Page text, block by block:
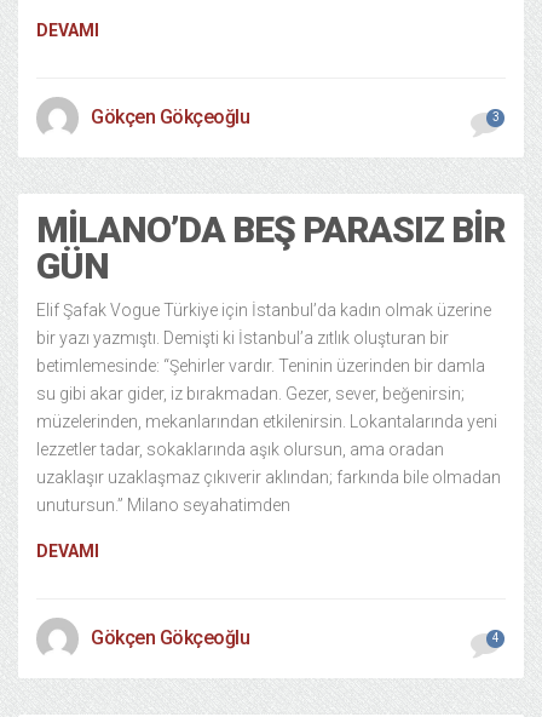
DEVAMI
Gökçen Gökçeoğlu 3
MILANO’DA BEŞ PARASIZ BIR
GÜN
Elif Şafak Vogue Türkiye için İstanbul’da kadın olmak üzerine
bir yazı yazmıştı. Demişti ki İstanbul’a zıtlık oluşturan bir
betimlemesinde: “Şehirler vardır. Teninin üzerinden bir damla
su gibi akar gider, iz bırakmadan. Gezer, sever, beğenirsin;
müzelerinden, mekanlarından etkilenirsin. Lokantalarında yeni
lezzetler tadar, sokaklarında aşık olursun, ama oradan
uzaklaşır uzaklaşmaz çıkıverir aklından; farkında bile olmadan
unutursun.” Milano seyahatimden
DEVAMI
Gökçen Gökçeoğlu 4